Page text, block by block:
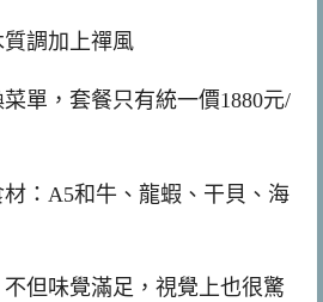
調加上禪風
單，套餐只有統一價1880元/
：A5和牛、龍蝦、干貝、海
但味覺滿足，視覺上也很驚